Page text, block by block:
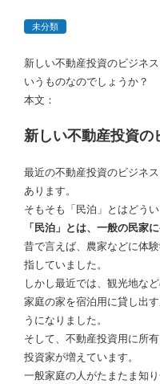
未分類
新しい不動産投資のビジネ
いうものなのでしょうか？
本文：
新しい不動産投資の
最近の不動産投資のビジネ
あります。
そもそも「民泊」とはどう
「民泊」とは、一般の民家
昔で言えば、農家などに体
指していました。
しかし最近では、観光地な
家庭の家を宿泊用に貸し出
うになりました。
そして、不動産投資用に所
投資家が増えています。
一般家庭の人がたまたま知